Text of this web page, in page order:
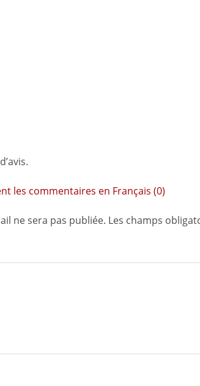
les commentaires en Français (0)
ne sera pas publiée. Les champs